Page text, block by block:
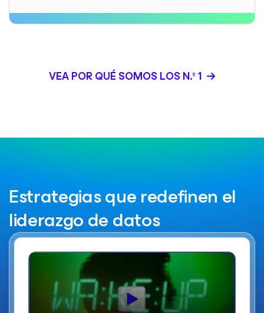
VEA POR QUÉ SOMOS LOS N.º 1
Estrategias que redefinen el
liderazgo de datos